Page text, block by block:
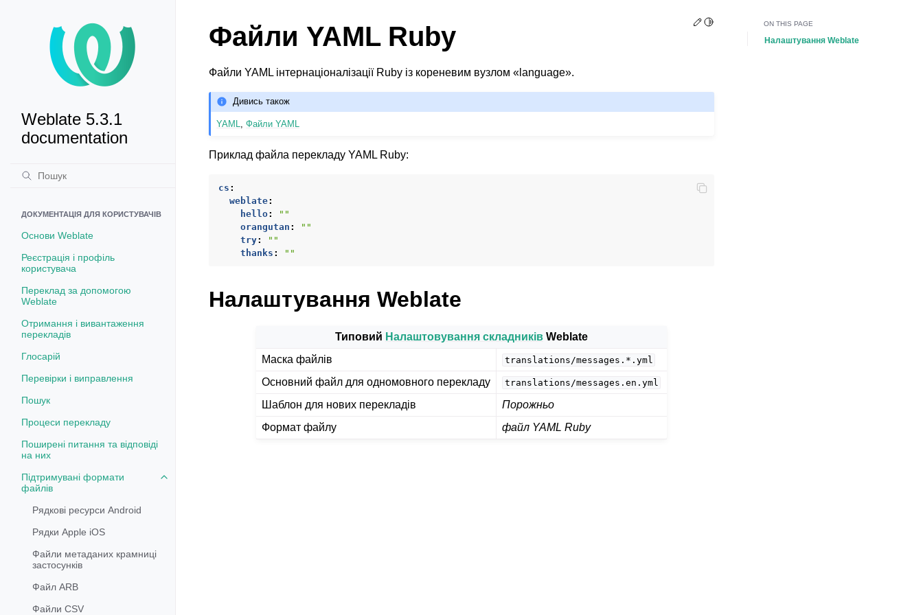
Weblate 5.3.1
documentation
ДОКУМЕНТАЦІЯ ДЛЯ КОРИСТУВАЧІВ
Основи Weblate
Реєстрація і профіль
користувача
Переклад за допомогою
Weblate
Отримання і вивантаження
перекладів
Глосарій
Перевірки і виправлення
Пошук
Процеси перекладу
Поширені питання та відповіді
на них
Підтримувані формати
файлів
Toggle navigation of Підтримувані формати файлів
Рядкові ресурси Android
Рядки Apple iOS
Файли метаданих крамниці
застосунків
Файл ARB
Файли CSV
Edit this page
Toggle Light / Dark / Auto color theme
Файли YAML Ruby
Файли YAML інтернаціоналізації Ruby із кореневим вузлом «language».
Дивись також
YAML ,Файли YAML
Приклад файла перекладу YAML Ruby:
cs :
weblate:
hello:
""
orangutan :
""
try:
""
thanks : ""
Налаштування Weblate
Типовий Налаштовування складників Weblate
Маска файлів
translations/messages.*.yml
Основний файл для одномовного перекладу translations/messages.en.yml
Шаблон для нових перекладів
Порожньо
Формат файлу
файл YAML Ruby
ON THIS PAGE
Налаштування Weblate